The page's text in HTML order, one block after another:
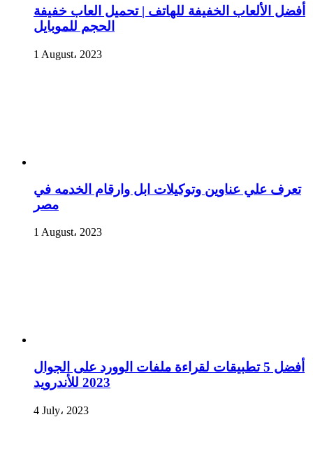
أفضل الألعاب الخفيفة للهاتف | تحميل العاب خفيفة
الحجم للموبايل
1 August، 2023
تعرف علي عناوين وتوكيلات ابل وارقام الخدمه في
مصر
1 August، 2023
أفضل 5 تطبيقات لقراءة ملفات الوورد على الجوال
2023 للأندرويد
4 July، 2023